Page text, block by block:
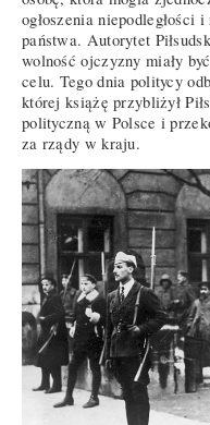
ogłoszenia niepodległości
państwa. Autorytet
wolność ojczyzny miały
celu. Tego dnia politycy
której książę przybliżył
polityczną w Polsce i
za rządy w kraju.